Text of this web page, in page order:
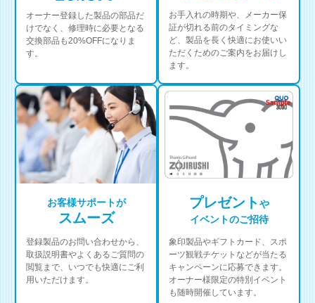
オーナー登録した製品の部品だ
けでなく、修理時に必要となる
交換部品も20%OFFになりま
す。
お手入れの時期や、メーカー保
証が切れる前のタイミングな
ど、製品を長く快適にお使いい
ただくためのご案内をお届けし
ます。
お客様サポートが
スムーズ
登録製品のお問い合わせから、
取扱説明書やよくあるご質問の
閲覧まで、いつでも快適にご利
用いただけます。
プレゼントや
イベントのご招待
象印製品やギフトカード、スポ
ーツ観戦チケットなどが当たる
キャンペーンに応募できます。
オーナー様限定の特別イベント
も随時開催しています。